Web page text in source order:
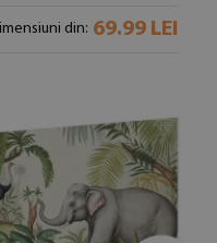
din: 69.99 LEI